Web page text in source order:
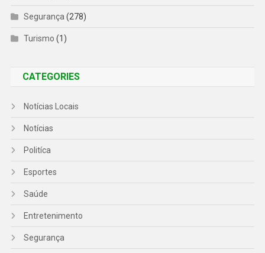
Segurança (278)
Turismo (1)
CATEGORIES
Notícias Locais
Notícias
Politíca
Esportes
Saúde
Entretenimento
Segurança